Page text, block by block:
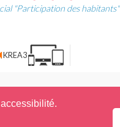
"Participation des habitants"
KREA3